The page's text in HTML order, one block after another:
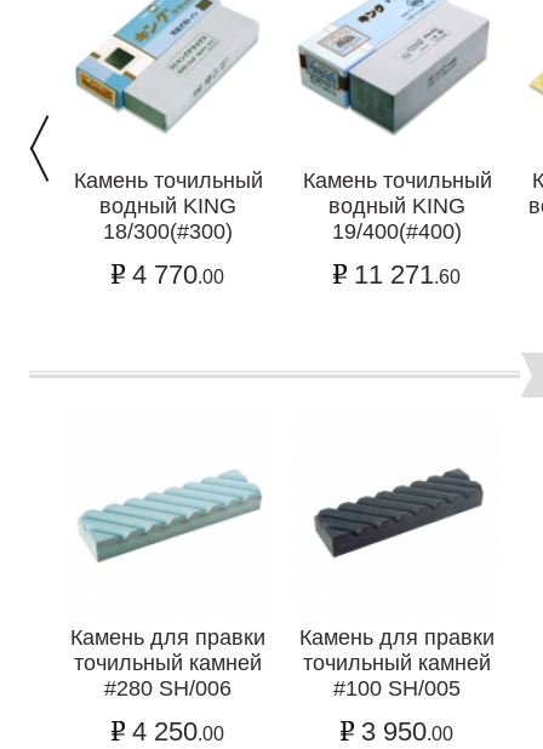
Камень точильный
водный KING
18/300(#300)
4 770.00
Камень точильный
водный KING
19/400(#400)
11 271.60
Камень для правки
точильный камней
#280 SH/006
4 250.00
Камень для правки
точильный камней
#100 SH/005
3 950.00